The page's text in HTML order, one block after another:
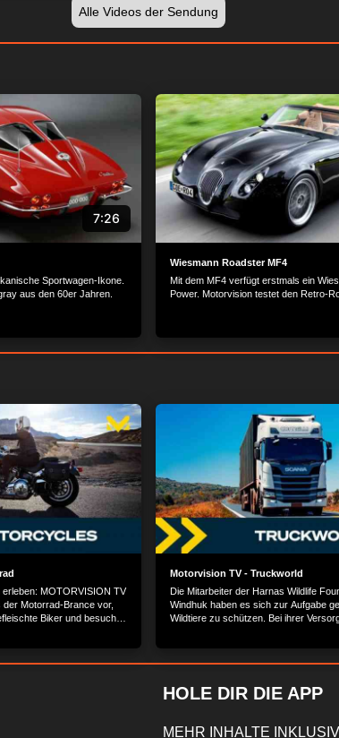
Alle Videos der Sendung
7:26
Sportwagen-Ikone.
aus den 60er Jahren.
Wiesmann Roadster MF4
Mit dem MF4 verfügt erstmals ein
Power. Motorvision testet den Retro-
MOTORVISION TV
Motorrad-Brance vor,
Biker und besucht
Motorvision TV - Truckworld
Die Mitarbeiter der Harnas Wildlife
Windhuk haben es sich zur Aufgabe
Wildtiere zu schützen. Bei ihrer
HOLE DIR DIE APP
MEHR INHALTE